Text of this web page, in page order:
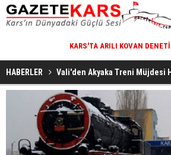
KARS'TA ARILI KOVAN
HABERLER Vali'den Akyaka Treni Müjdesi